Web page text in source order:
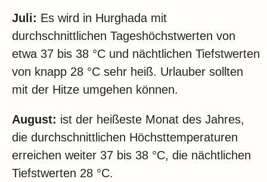
Juli: Es wird in Hurghada mit
durchschnittlichen Tageshöchstwerten von
etwa 37 bis 38 °C und nächtlichen Tiefstwerten
von knapp 28 °C sehr heiß. Urlauber sollten
mit der Hitze umgehen können.
August: ist der heißeste Monat des Jahres,
die durchschnittlichen Höchsttemperaturen
erreichen weiter 37 bis 38 °C, die nächtlichen
Tiefstwerten 28 °C.